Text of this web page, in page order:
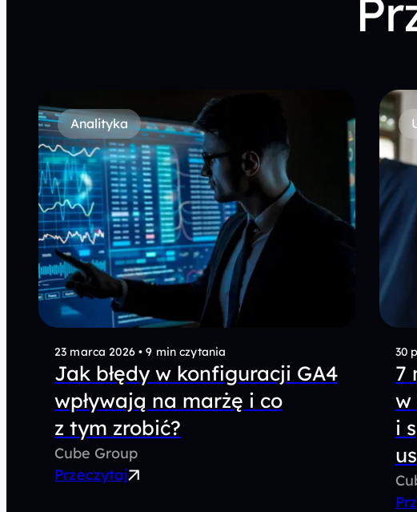
Analityka
23 marca 2026 • 9 min czytania
Jak błędy w konfiguracji GA4
wpływają na marżę i co
z tym zrobić?
Cube Group
Przeczytaj
30
7
w
i